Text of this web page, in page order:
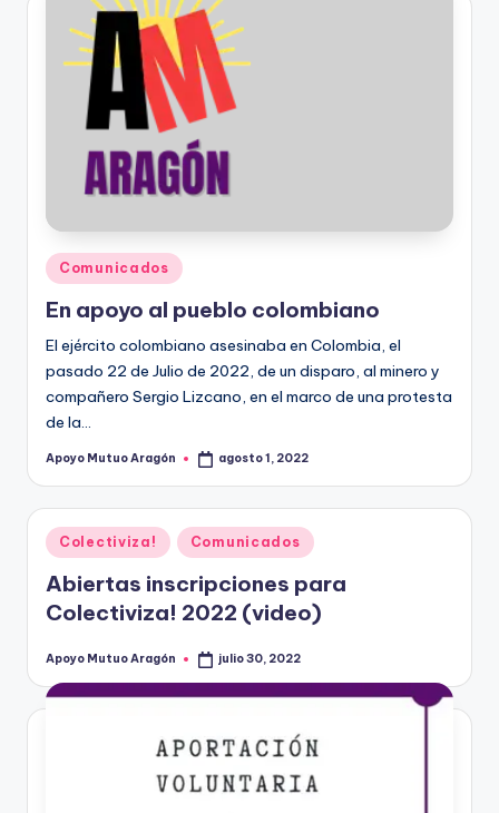
Publicado
en
Comunicados
En apoyo al pueblo colombiano
El ejército colombiano asesinaba en Colombia, el
pasado 22 de Julio de 2022, de un disparo, al minero y
compañero Sergio Lizcano, en el marco de una protesta
de la…
Publicado
Apoyo Mutuo Aragón agosto 1, 2022
Publicado
en
Colectiviza! Comunicados
Abiertas inscripciones para
Colectiviza! 2022 (video)
Publicado
Apoyo Mutuo Aragón julio 30, 2022